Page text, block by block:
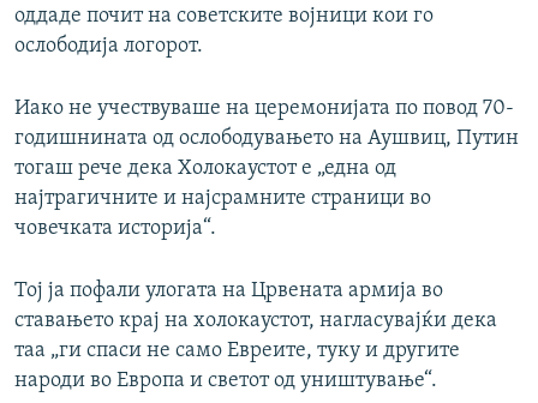
оддаде почит на советските војници кои го
ослободија логорот.
Иако не учествуваше на церемонијата по повод 70-
годишнината од ослободувањето на Аушвиц, Путин
тогаш рече дека Холокаустот е „една од
најтрагичните и најсрамните страници во
човечката историја“.
Тој ја пофали улогата на Црвената армија во
ставањето крај на холокаустот, нагласувајќи дека
таа „ги спаси не само Евреите, туку и другите
народи во Европа и светот од уништување“.